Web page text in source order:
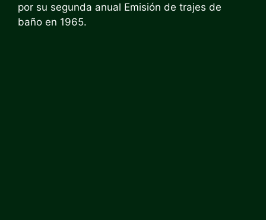
por su segunda anual Emisión de trajes de
baño en 1965.